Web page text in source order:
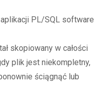
PL/SQL software
skopiowany w całości
plik jest niekompletny,
ściągnąć lub